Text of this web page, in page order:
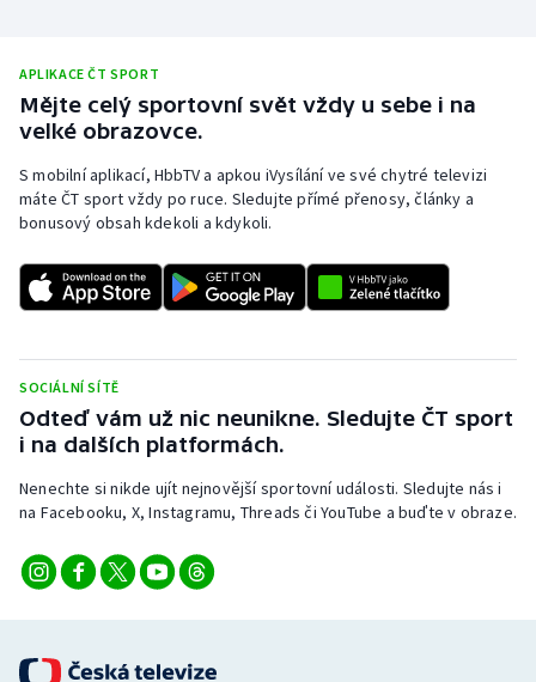
APLIKACE ČT SPORT
Mějte celý sportovní svět vždy u sebe i na
velké obrazovce.
S mobilní aplikací, HbbTV a apkou iVysílání ve své chytré televizi
máte ČT sport vždy po ruce. Sledujte přímé přenosy, články a
bonusový obsah kdekoli a kdykoli.
SOCIÁLNÍ SÍTĚ
Odteď vám už nic neunikne. Sledujte ČT sport
i na dalších platformách.
Nenechte si nikde ujít nejnovější sportovní události. Sledujte nás i
na Facebooku, X, Instagramu, Threads či YouTube a buďte v obraze.